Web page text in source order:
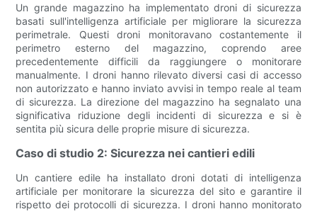
Un grande magazzino ha implementato droni di sicurezza
basati sull'intelligenza artificiale per migliorare la sicurezza
perimetrale. Questi droni monitoravano costantemente il
perimetro esterno del magazzino, coprendo aree
precedentemente difficili da raggiungere o monitorare
manualmente. I droni hanno rilevato diversi casi di accesso
non autorizzato e hanno inviato avvisi in tempo reale al team
di sicurezza. La direzione del magazzino ha segnalato una
significativa riduzione degli incidenti di sicurezza e si è
sentita più sicura delle proprie misure di sicurezza.
Caso di studio 2: Sicurezza nei cantieri edili
Un cantiere edile ha installato droni dotati di intelligenza
artificiale per monitorare la sicurezza del sito e garantire il
rispetto dei protocolli di sicurezza. I droni hanno monitorato